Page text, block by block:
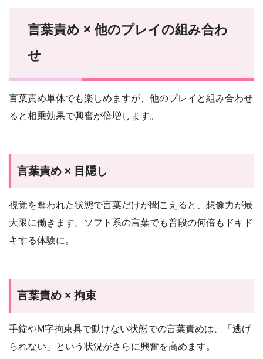
言葉責め × 他のプレイの組み合わ
せ
言葉責め単体でも楽しめますが、他のプレイと組み合わせ
ると相乗効果で興奮が倍増します。
言葉責め × 目隠し
視覚を奪われた状態で言葉だけが聞こえると、想像力が最
大限に働きます。ソフト系の言葉でも普段の何倍もドキド
キする体験に。
言葉責め × 拘束
手錠やM字拘束具で動けない状態での言葉責めは、「逃げ
られない」という状況がさらに興奮を高めます。